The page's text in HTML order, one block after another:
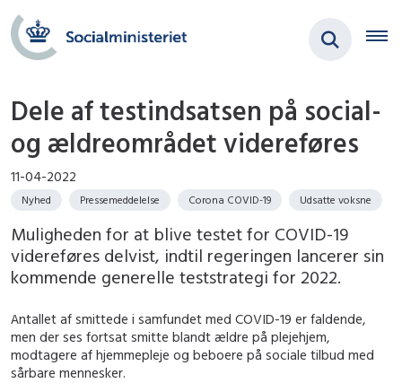
Dele af testindsatsen på social-
og ældreområdet videreføres
11-04-2022
Nyhed Pressemeddelelse Corona COVID-19 Udsatte voksne
Muligheden for at blive testet for COVID-19
videreføres delvist, indtil regeringen lancerer sin
kommende generelle teststrategi for 2022.
Antallet af smittede i samfundet med COVID-19 er faldende,
men der ses fortsat smitte blandt ældre på plejehjem,
modtagere af hjemmepleje og beboere på sociale tilbud med
sårbare mennesker.